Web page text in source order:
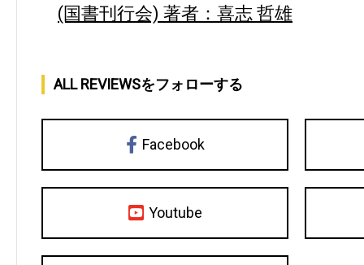
(国書刊行会) 著者：喜志 哲雄
ALL REVIEWSをフォローする
Facebook
Youtube